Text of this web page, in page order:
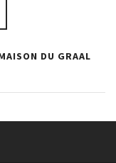
DU GRAAL